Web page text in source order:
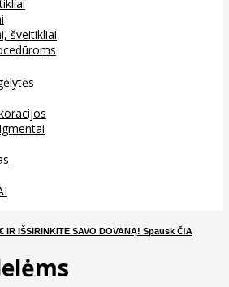
šveitikliai
IR IŠSIRINKITE SAVO DOVANĄ! Spausk ČIA